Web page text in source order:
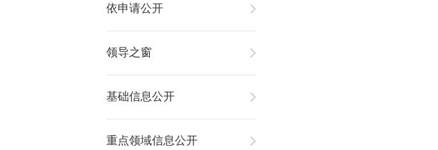
依申请公开
领导之窗
基础信息公开
重点领域信息公开